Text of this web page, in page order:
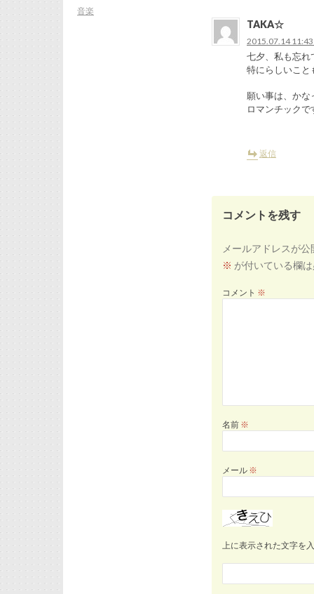
TAKA☆
2015.07.14
七夕、私も忘れ
特にらしいこと
願い事は、か
ロマンチックで
返信
コメントを残す
メールアドレスが
※ が付いている欄
コメント ※
名前 ※
メール ※
上に表示された文字を
音楽